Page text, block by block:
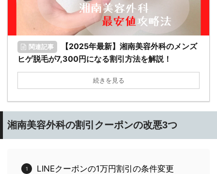
関連記事
【2025年最新】湘南美容外科のメンズ
ヒゲ脱毛が7,300円になる割引方法を解説！
続きを見る
湘南美容外科の割引クーポンの改悪3つ
LINEクーポンの1万円割引の条件変更